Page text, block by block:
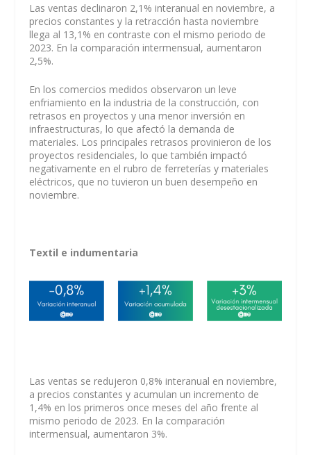
Las ventas declinaron 2,1% interanual en noviembre, a
precios constantes y la retracción hasta noviembre
llega al 13,1% en contraste con el mismo periodo de
2023. En la comparación intermensual, aumentaron
2,5%.
En los comercios medidos observaron un leve
enfriamiento en la industria de la construcción, con
retrasos en proyectos y una menor inversión en
infraestructuras, lo que afectó la demanda de
materiales. Los principales retrasos provinieron de los
proyectos residenciales, lo que también impactó
negativamente en el rubro de ferreterías y materiales
eléctricos, que no tuvieron un buen desempeño en
noviembre.
Textil e indumentaria
Las ventas se redujeron 0,8% interanual en noviembre,
a precios constantes y acumulan un incremento de
1,4% en los primeros once meses del año frente al
mismo periodo de 2023. En la comparación
intermensual, aumentaron 3%.